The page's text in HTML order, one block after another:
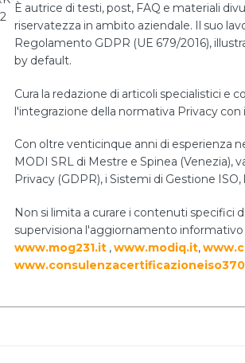
È autrice di testi, post, FAQ e materiali
riservatezza in ambito aziendale. Il suo
Regolamento GDPR (UE 679/2016),
by default.
Cura la redazione di articoli specialistici e
l'integrazione della normativa Privacy con
Con oltre venticinque anni di esperienza
MODI SRL di Mestre e Spinea
Privacy (GDPR), i Sistemi di Gestione
Non si limita a curare i contenuti
supervisiona l'aggiornamento
www.mog231.it ,www.modiq.it,